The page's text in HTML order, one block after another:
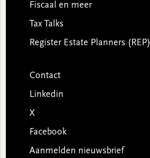
Fiscaal en meer
Tax Talks
Register Estate Planners (REP)
Contact
Linkedin
X
Facebook
Aanmelden nieuwsbrief